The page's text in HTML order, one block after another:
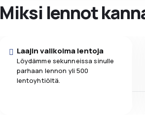
Miksi lennot
Laajin valikoima lentoja
Löydämme sekunneissa sinulle
parhaan lennon yli 500
lentoyhtiöltä.